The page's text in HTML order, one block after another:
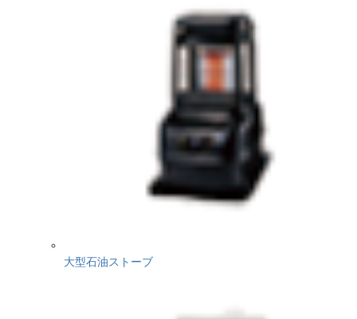
大型石油ストーブ